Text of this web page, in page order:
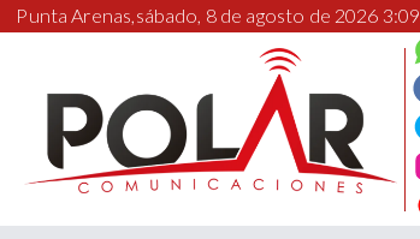
Punta Arenas,sábado, 8 de agosto de 2026 3:09